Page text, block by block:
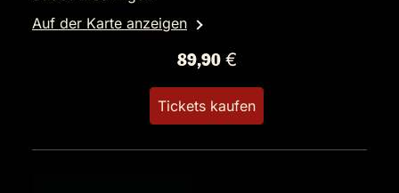
Auf der Karte anzeigen
89,90 €
Tickets kaufen